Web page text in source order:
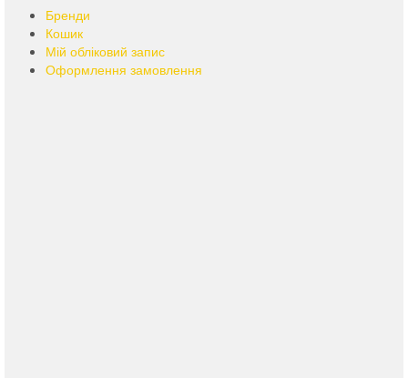
Бренди
Кошик
Мій обліковий запис
Оформлення замовлення